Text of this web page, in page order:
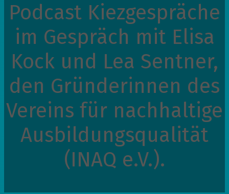
Podcast Kiezgespräche
im Gespräch mit Elisa
Kock und Lea Sentner,
den Gründerinnen des
Vereins für nachhaltige
Ausbildungsqualität
(INAQ e.V.).